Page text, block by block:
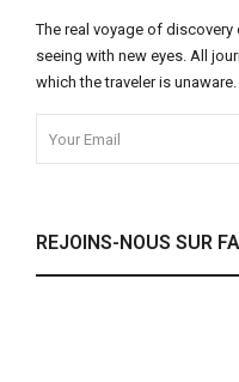
The real voyage of
seeing with new eyes. All
which the traveler is unaware.
REJOINS-NOUS SUR